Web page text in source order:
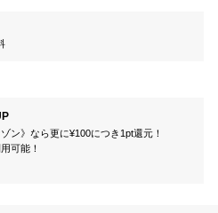
ン》なら更に¥100につき1pt還元！
可能！